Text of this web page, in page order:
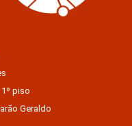
piso
Geraldo